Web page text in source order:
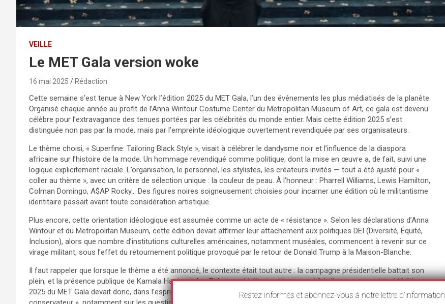
VEILLE
Le MET Gala version woke
16 mai 2025 Rédaction
Cette semaine s’est tenue à New York l’édition 2025 du MET Gala, l’un des événements les plus médiatisés de la planète.
Organisé chaque année au profit de l’Anna Wintour Costume Center du Metropolitan Museum of Art, ce gala est devenu
célèbre pour l’extravagance des tenues portées par les célébrités du monde entier. Mais cette édition 2025 s’est
distinguée non pas par la mode, mais par l’empreinte idéologique ouvertement revendiquée par ses organisateurs.
Le thème choisi, « Superfine: Tailoring Black Style », visait à célébrer le dandysme noir et l’influence de la diaspora
africaine sur l’histoire de la mode. Un hommage revendiqué comme politique, dont la mise en œuvre a, de fait, suivi une
logique explicitement raciale. L’organisation, le personnel, les stylistes, les créateurs invités — tout a été ajusté pour «
coller au thème », avec un critère de sélection unique : la couleur de peau. À l’honneur : Pharrell Williams, Lewis Hamilton,
Colman Domingo, A$AP Rocky… Des figures noires soigneusement choisies pour incarner une édition où le militantisme
identitaire passait avant toute considération artistique.
Plus encore, cette orientation idéologique est assumée comme un acte de « résistance ». Selon les déclarations d’Anna
Wintour et du Metropolitan Museum, cette édition devait affirmer leur attachement aux politiques DEI (Diversité, Équité,
Inclusion), alors que nombre d’institutions culturelles américaines, notamment muséales, commencent à revenir sur ce
virage militant, sous l’effet du retournement politique provoqué par le retour de Donald Trump à la Maison-Blanche.
Il faut rappeler que lorsque le thème a été annoncé, le contexte était tout autre : la campagne présidentielle battait son
plein, et la présence publique de Kamala Harris et Joe Biden semblait garantir un appui à la ligne progressiste. L’édition
2025 du MET Gala devait donc, dans l’esprit de ses concepteurs, être un symbole de résistance face au « recul
Restez informés et abonnez-vous à notre lettre d’information